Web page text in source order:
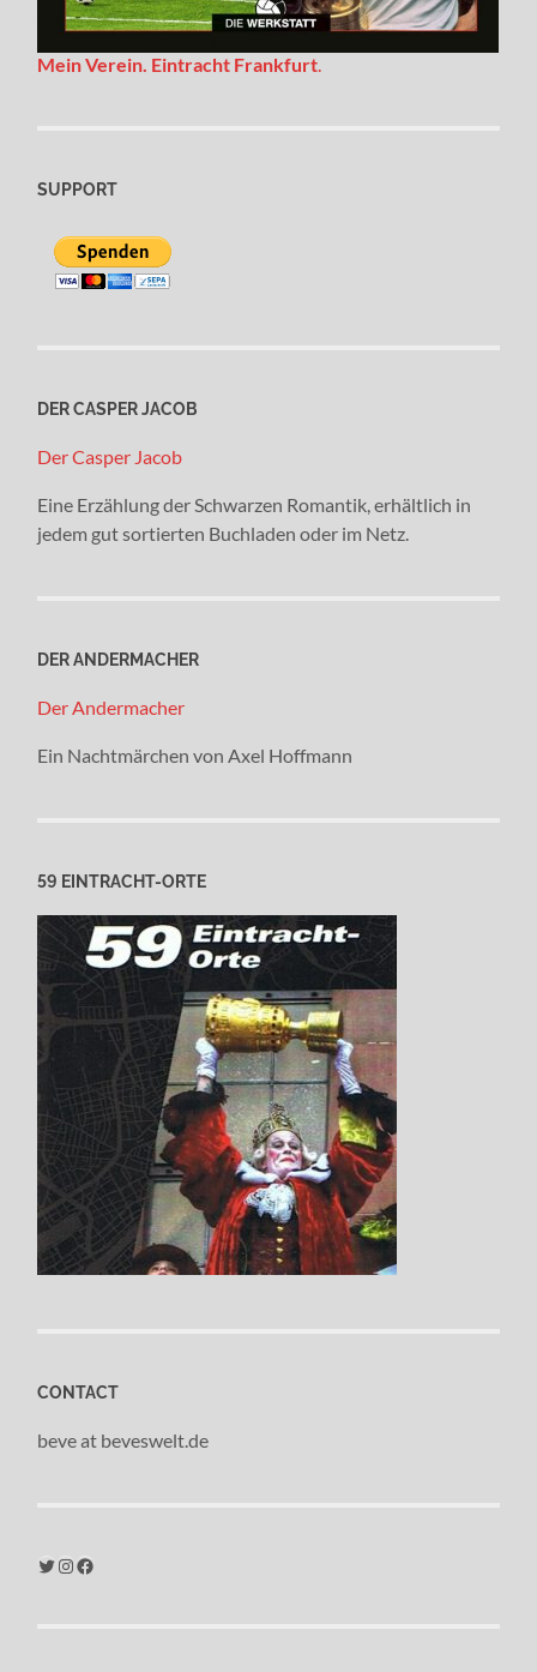
Mein Verein. Eintracht Frankfurt.
SUPPORT
DER CASPER JACOB
Der Casper Jacob
Eine Erzählung der Schwarzen Romantik, erhältlich in
jedem gut sortierten Buchladen oder im Netz.
DER ANDERMACHER
Der Andermacher
Ein Nachtmärchen von Axel Hoffmann
59 EINTRACHT-ORTE
CONTACT
beve at beveswelt.de
Twitter Instagram Facebook